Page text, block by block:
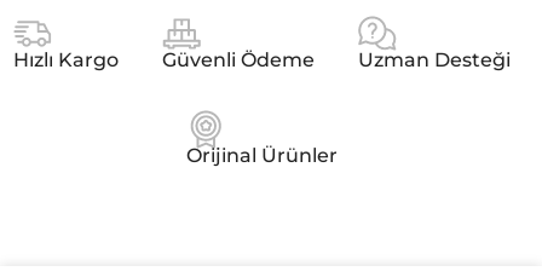
Hızlı Kargo Güvenli Ödeme Uzman Desteği
Orijinal Ürünler